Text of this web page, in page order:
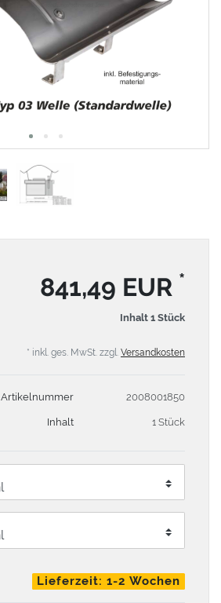
841,49 EUR *
Inhalt 1 Stück
* inkl. ges. MwSt. zzgl. Versandkosten
Artikelnummer 2008001850
Inhalt 1 Stück
Lieferzeit: 1-2 Wochen